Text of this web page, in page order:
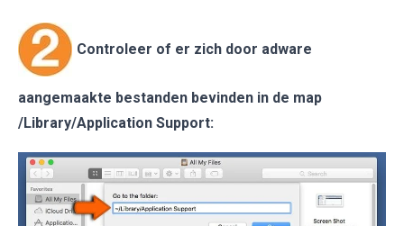
Controleer of er zich door adware
aangemaakte bestanden bevinden in de map
/Library/Application Support: